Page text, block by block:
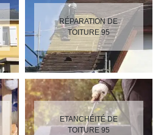
RÉPARATION DE
TOITURE 95
ETANCHÉITÉ DE
TOITURE 95